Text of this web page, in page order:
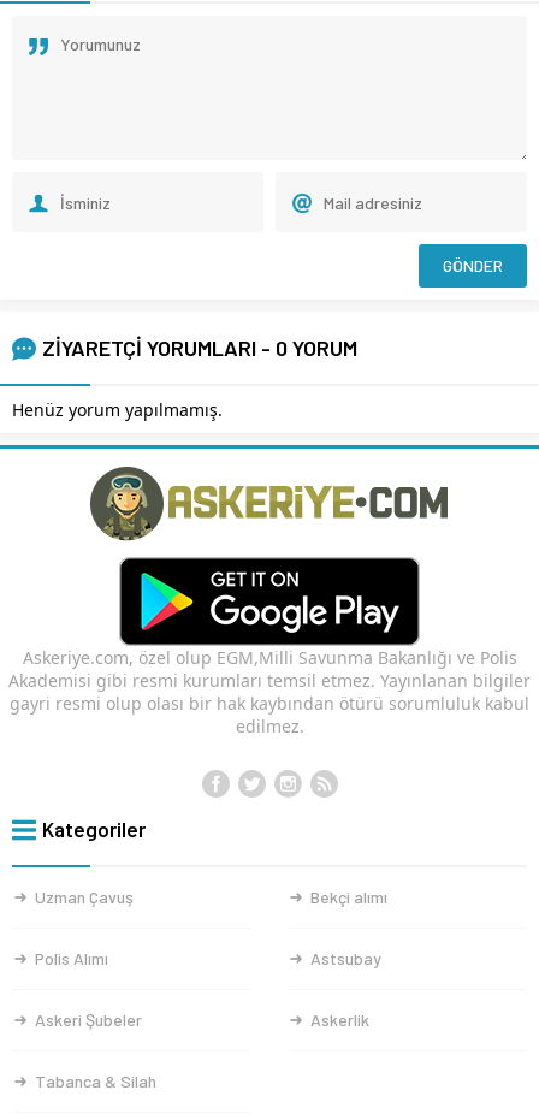
ZİYARETÇİ YORUMLARI - 0 YORUM
Henüz yorum yapılmamış.
Askeriye.com, özel olup EGM,Milli Savunma Bakanlığı ve Polis
Akademisi gibi resmi kurumları temsil etmez. Yayınlanan bilgiler
gayri resmi olup olası bir hak kaybından ötürü sorumluluk kabul
edilmez.
Kategoriler
Uzman Çavuş Bekçi alımı
Polis Alımı Astsubay
Askeri Şubeler Askerlik
Tabanca & Silah